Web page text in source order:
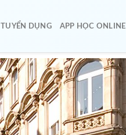
TUYỂN DỤNG APP HỌC ONLINE